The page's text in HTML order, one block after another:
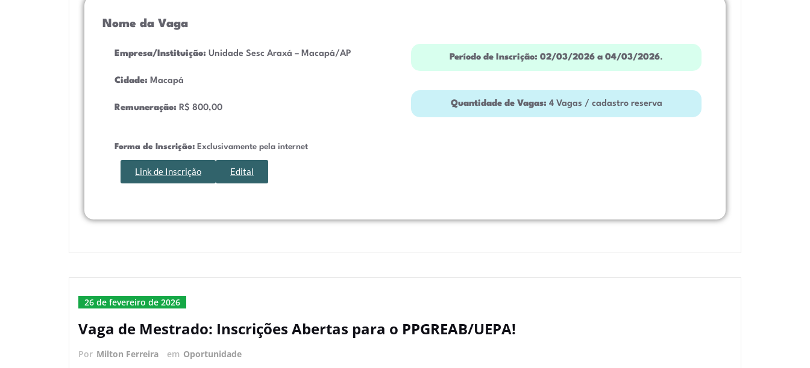
Nome da Vaga
Empresa/Instituição: Unidade Sesc Araxá – Macapá/AP
Cidade: Macapá
Remuneração: R$ 800,00
Período de Inscrição: 02/03/2026 a 04/03/2026.
Quantidade de Vagas: 4 Vagas / cadastro reserva
Forma de Inscrição: Exclusivamente pela internet
Link de Inscrição Edital
26 de fevereiro de 2026
Vaga de Mestrado: Inscrições Abertas para o PPGREAB/UEPA!
Por Milton Ferreira em Oportunidade